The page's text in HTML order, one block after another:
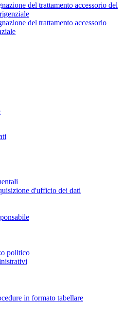
del trattamento accessorio del
del trattamento accessorio
d'ufficio dei dati
politico
in formato tabellare